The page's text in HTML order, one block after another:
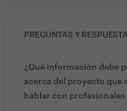
PREGUNTAS Y
¿Qué información debe
acerca del proyecto que
hablar con profesionales